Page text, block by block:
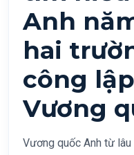
Anh
hai
công
Vương
Vương quốc Anh từ